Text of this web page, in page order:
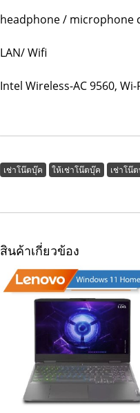
headphone / microphone
LAN/ Wifi
Intel Wireless-AC 9560,
เช่าโน๊ตบุ๊ค ให้เช่าโน๊ตบุ๊ค เช่าโน๊
สินค้าเกี่ยวข้อง